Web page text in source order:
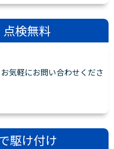
点検無料
気軽にお問い合わせくださ
駆け付け